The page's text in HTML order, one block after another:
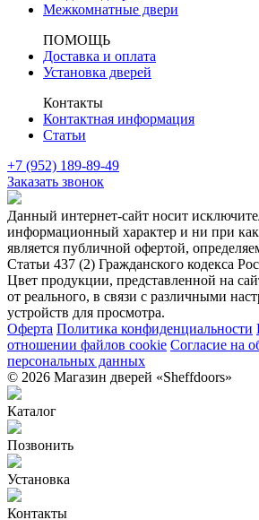
Межкомнатные двери
ПОМОЩЬ
Доставка и оплата
Установка дверей
Контакты
Контактная информация
Статьи
+7 (952) 189-89-49
Заказать звонок
Данный интернет-сайт носит
информационный характер и ни при
является публичной офертой,
Статьи 437 (2) Гражданского кодекса
Цвет продукции, представленной на
от реального, в связи с различными
устройств для просмотра.
Оферта Политика конфиденциальности
отношении файлов cookie Согласие на
персональных данных
© 2026 Магазин дверей «Sheffdoors»
Каталог
Позвонить
Установка
Контакты